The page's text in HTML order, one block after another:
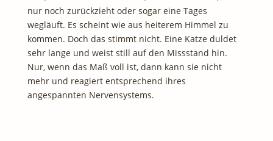
nur noch zurückzieht oder sogar eine Tages
wegläuft. Es scheint wie aus heiterem Himmel zu
kommen. Doch das stimmt nicht. Eine Katze duldet
sehr lange und weist still auf den Missstand hin.
Nur, wenn das Maß voll ist, dann kann sie nicht
mehr und reagiert entsprechend ihres
angespannten Nervensystems.